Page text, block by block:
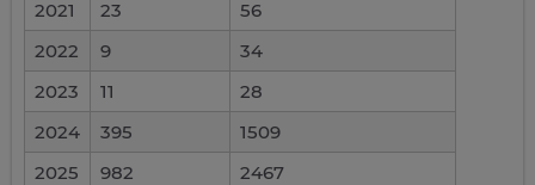
2021
23
56
2022
9
34
2023
11
28
2024
395
1509
2025
982
2467